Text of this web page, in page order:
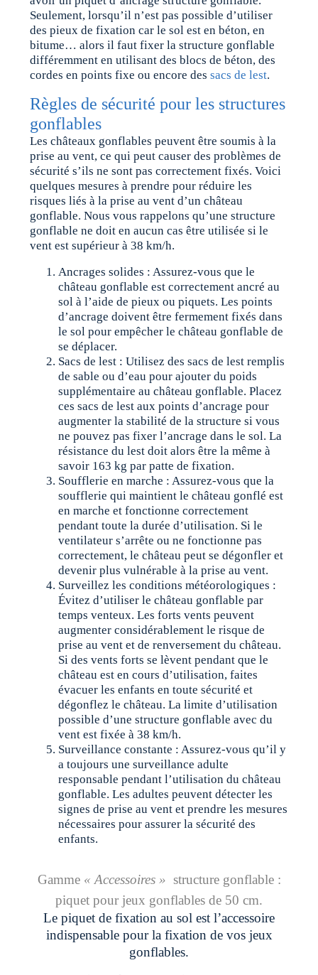
Seulement, lorsqu’il n’est pas possible d’utiliser
des pieux de fixation car le sol est en béton, en
bitume… alors il faut fixer la structure gonflable
différemment en utilisant des blocs de béton, des
cordes en points fixe ou encore dessacs de lest.
Règles de sécurité pour les structures
gonflables
Les châteaux gonflables peuvent être soumis à la
prise au vent, ce qui peut causer des problèmes de
sécurité s’ils ne sont pas correctement fixés. Voici
quelques mesures à prendre pour réduire les
risques liés à la prise au vent d’un château
gonflable. Nous vous rappelons qu’une structure
gonflable ne doit en aucun cas être utilisée si le
vent est supérieur à 38 km/h.
Ancrages solides : Assurez-vous que le
château gonflable est correctement ancré au
sol à l’aide de pieux ou piquets. Les points
d’ancrage doivent être fermement fixés dans
le sol pour empêcher le château gonflable de
se déplacer.
Sacs de lest : Utilisez des sacs de lest remplis
de sable ou d’eau pour ajouter du poids
supplémentaire au château gonflable. Placez
ces sacs de lest aux points d’ancrage pour
augmenter la stabilité de la structure si vous
ne pouvez pas fixer l’ancrage dans le sol. La
résistance du lest doit alors être la même à
savoir 163 kg par patte de fixation.
Soufflerie en marche : Assurez-vous que la
soufflerie qui maintient le château gonflé est
en marche et fonctionne correctement
pendant toute la durée d’utilisation. Si le
ventilateur s’arrête ou ne fonctionne pas
correctement, le château peut se dégonfler et
devenir plus vulnérable à la prise au vent.
Surveillez les conditions météorologiques :
Évitez d’utiliser le château gonflable par
temps venteux. Les forts vents peuvent
augmenter considérablement le risque de
prise au vent et de renversement du château.
Si des vents forts se lèvent pendant que le
château est en cours d’utilisation, faites
évacuer les enfants en toute sécurité et
dégonflez le château. La limite d’utilisation
possible d’une structure gonflable avec du
vent est fixée à 38 km/h.
Surveillance constante : Assurez-vous qu’il y
a toujours une surveillance adulte
responsable pendant l’utilisation du château
gonflable. Les adultes peuvent détecter les
signes de prise au vent et prendre les mesures
nécessaires pour assurer la sécurité des
enfants.
Gamme « Accessoires » structure gonflable :
piquet pour jeux gonflables de 50 cm.
Le piquet de fixation au sol est l’accessoire
indispensable pour la fixation de vos jeux
gonflables.